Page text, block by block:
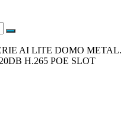
AI LITE DOMO METAL.
H.265 POE SLOT